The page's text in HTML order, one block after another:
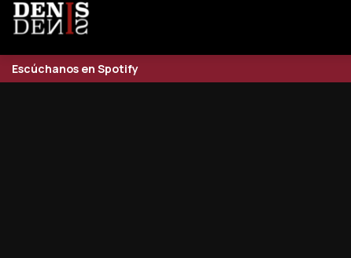
Escúchanos en Spotify